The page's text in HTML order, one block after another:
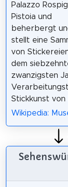
Palazzo
Pistoia und
beherbergt
stellt eine
von
dem
zwanzigsten
Stickkunst von
Wikipedia: